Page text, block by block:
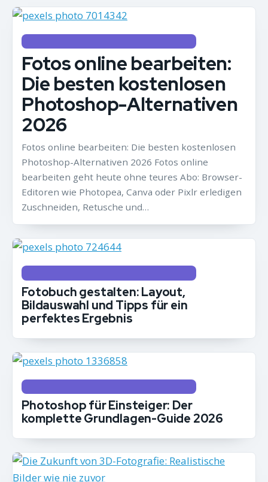
Fotos online bearbeiten:
Die besten kostenlosen
Photoshop-Alternativen
2026
Fotos online bearbeiten: Die besten kostenlosen
Photoshop-Alternativen 2026 Fotos online
bearbeiten geht heute ohne teures Abo: Browser-
Editoren wie Photopea, Canva oder Pixlr erledigen
Zuschneiden, Retusche und…
Fotobuch gestalten: Layout,
Bildauswahl und Tipps für ein
perfektes Ergebnis
Photoshop für Einsteiger: Der
komplette Grundlagen-Guide 2026